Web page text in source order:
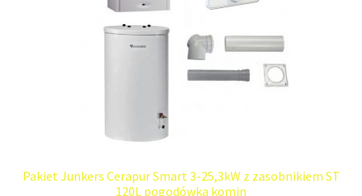
Pakiet Junkers Cerapur Smart 3-25,3kW z zasobnikiem ST
120L pogodówka komin